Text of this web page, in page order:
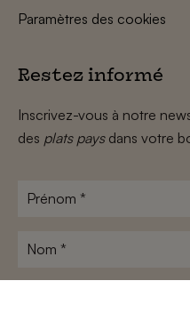
Paramètres des cookies
Restez informé
Inscrivez-vous à notre
des plats paysdans votre
Prénom
Nom